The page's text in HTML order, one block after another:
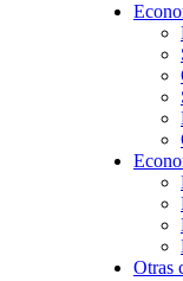
Otras